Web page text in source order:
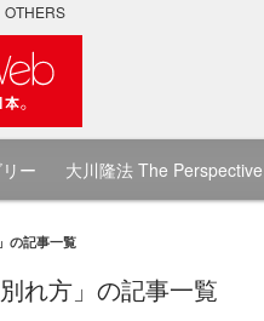
OTHERS
ー 大川隆法 The Perspective
の記事一覧
れ方」の記事一覧